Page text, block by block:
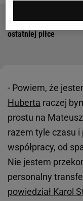
Hurkacz zagrał o
ostatniej piłce
- Powiem, że
Huberta raczej
prostu na
razem tyle czasu
współpracy, od
Nie jestem
personalny
powiedział Karol